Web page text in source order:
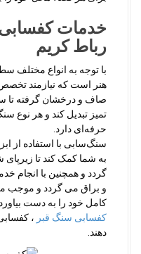
خدمات کفسابی
رباط کریم
با توجه به انواع
هنر است که نیازمند
صاف و درخشان گرفته تا
تمیز تبدیل کند و هر نوع
حرفه‌ای دارد.
سنگ‌سابی با استفاده از
به شما کمک کند تا زیرپای
گردد و همچنین با
و براق می گردد و موجب
کامل خود را به دست
کفسابی سنگ قبر ،
دهند.